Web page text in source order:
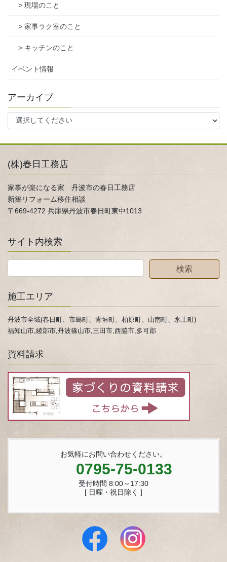
> 現場のこと
> 家事ラク室のこと
> キッチンのこと
イベント情報
アーカイブ
(株)春日工務店
家事が楽になる家 丹波市の春日工務店
新築リフォーム移住相談
〒669-4272 兵庫県丹波市春日町東中1013
サイト内検索
施工エリア
丹波市全域(春日町、市島町、青垣町、柏原町、山南町、氷上町)
福知山市,綾部市,丹波篠山市,三田市,西脇市,多可郡
資料請求
お気軽にお問い合わせください。
0795-75-0133
受付時間 8:00～17:30
[ 日曜・祝日除く ]